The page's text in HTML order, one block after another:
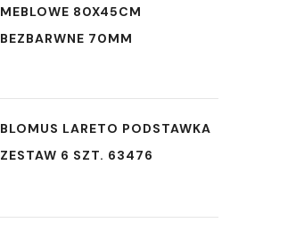
MEBLOWE 80X45CM
BEZBARWNE 70MM
BLOMUS LARETO PODSTAWKA
ZESTAW 6 SZT. 63476